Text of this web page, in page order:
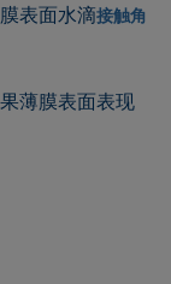
表面水滴接触角
薄膜表面表现